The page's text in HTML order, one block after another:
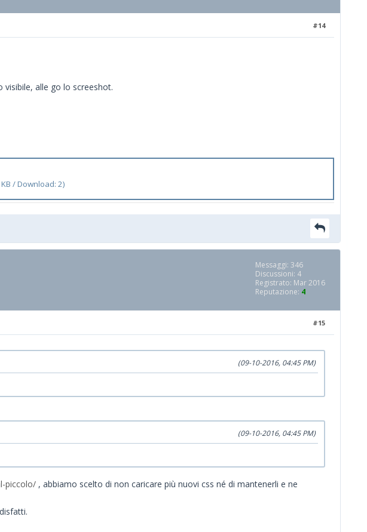
#14
alle go lo screeshot.
/ Download: 2)
Messaggi: 346
Discussioni: 4
Registrato: Mar 2016
Reputazione: 4
#15
(09-10-2016, 04:45 PM)
(09-10-2016, 04:45 PM)
piccolo/ , abbiamo scelto di non caricare più nuovi css né di mantenerli e ne